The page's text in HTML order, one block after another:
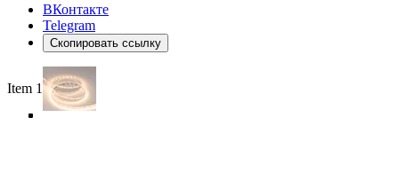
ВКонтакте
Telegram
Скопировать ссылку
Item 1 of 5